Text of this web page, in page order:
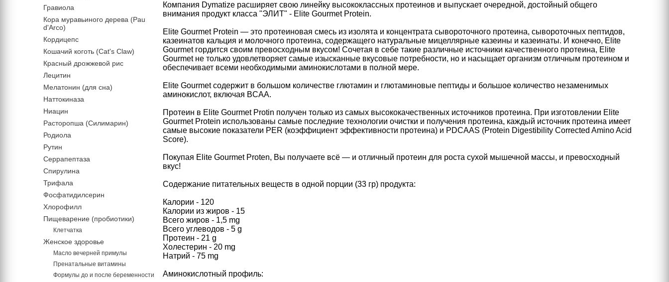
Компания Dymatize расширяет свою линейку высококлассных протеинов и выпускает очередной, достойный общего
внимания продукт класса "ЭЛИТ" - Elite Gourmet Protein.
Elite Gourmet Protein — это протеиновая смесь из изолята и концентрата сывороточного протеина, сывороточных пептидов,
казеинатов кальция и молочного протеина, содержащего натуральные мицеллярные казеины и казеинаты. И конечно, Elite
Gourmet гордится своим превосходным вкусом! Сочетая в себе такие различные источники качественного протеина, Elite
Gourmet не только удовлетворяет самые изысканные вкусовые потребности, но и насыщает организм отличным протеином и
обеспечивает всеми необходимыми аминокислотами в полной мере.
Elite Gourmet содержит в большом количестве глютамин и глютаминовые пептиды и большое количество незаменимых
аминокислот, включая BCAA.
Протеин в Elite Gourmet Protin получен только из самых высококачественных источников протеина. При изготовлении Elite
Gourmet Protein использованы самые последние технологии очистки и получения протеина, каждый источник протеина имеет
самые высокие показатели PER (коэффициент эффективности протеина) и PDCAAS (Protein Digestibility Corrected Amino Acid
Score).
Покупая Elite Gourmet Proten, Вы получаете всё — и отличный протеин для роста сухой мышечной массы, и превосходный
вкус!
Содержание питательных веществ в одной порции (33 гр) продукта:
Калории - 120
Калории из жиров - 15
Всего жиров - 1,5 mg
Всего углеводов - 5 g
Протеин - 21 g
Холестерин - 20 mg
Натрий - 75 mg
Аминокислотный профиль:
Гравиола
Кора муравьиного дерева (Pau
d'Arco)
Кордицепс
Кошачий коготь (Cat's Claw)
Красный дрожжевой рис
Лецитин
Мелатонин (для сна)
Наттокиназа
Ниацин
Расторопша (Силимарин)
Родиола
Рутин
Серрапептаза
Спирулина
Трифала
Фосфатидилсерин
Хлорофилл
Пищеварение (пробиотики)
Клетчатка
Женское здоровье
Масло вечерней примулы
Пренатальные витамины
Формулы до и после беременности